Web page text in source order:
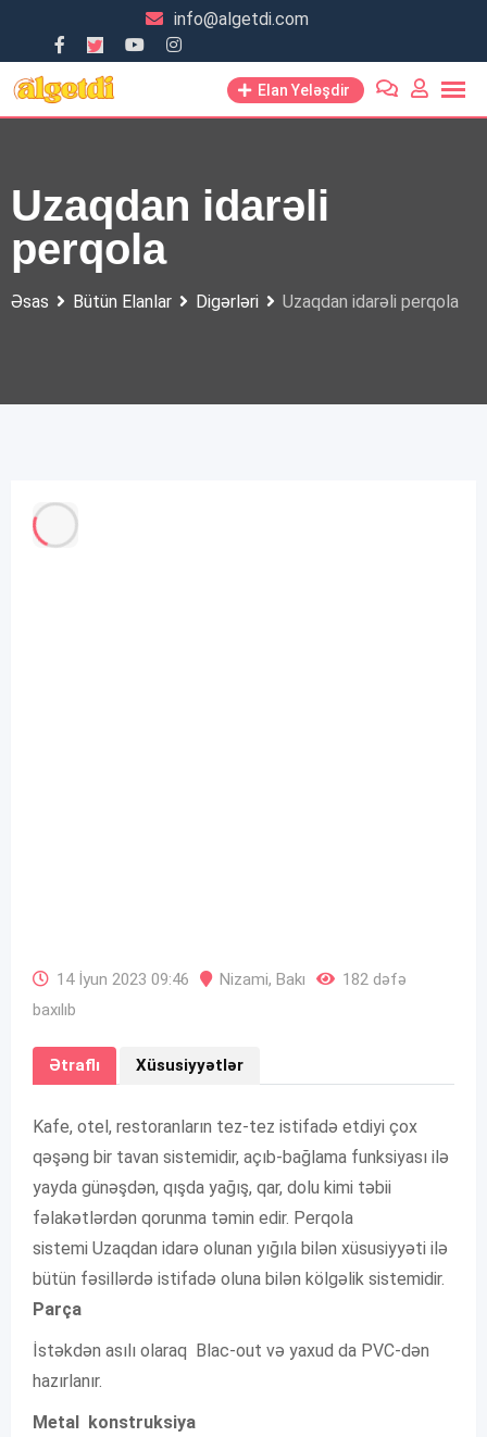
content
info@algetdi.com
Elan Yeləşdir
Uzaqdan idarəli
perqola
Əsas Bütün Elanlar Digərləri Uzaqdan idarəli perqola
14 İyun 2023 09:46 Nizami, Bakı
182 dəfə
baxılıb
Ətraflı Xüsusiyyətlər
Kafe, otel, restoranların tez-tez istifadə etdiyi çox
qəşəng bir tavan sistemidir, açıb-bağlama funksiyası ilə
yayda günəşdən, qışda yağış, qar, dolu kimi təbii
fəlakətlərdən qorunma təmin edir. Perqola
sistemi Uzaqdan idarə olunan yığıla bilən xüsusiyyəti ilə
bütün fəsillərdə istifadə oluna bilən kölgəlik sistemidir.
Parça
İstəkdən asılı olaraq Blac-out və yaxud da PVC-dən
hazırlanır.
Metal konstruksiya